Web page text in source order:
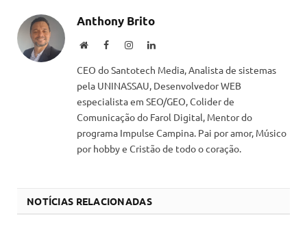
Anthony Brito
WebsiteFacebookInstagramLinkedIn
CEO do Santotech Media, Analista de sistemas
pela UNINASSAU, Desenvolvedor WEB
especialista em SEO/GEO, Colider de
Comunicação do Farol Digital, Mentor do
programa Impulse Campina. Pai por amor, Músico
por hobby e Cristão de todo o coração.
NOTÍCIAS RELACIONADAS